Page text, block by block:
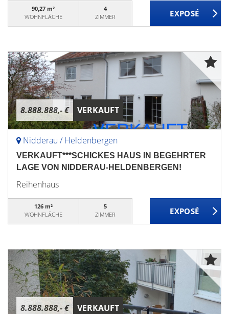
90,27 m²
WOHNFLÄCHE
4
ZIMMER
8.888.888,- € VERKAUFT
Nidderau / Heldenbergen
VERKAUFT***SCHICKES HAUS IN BEGEHRTER
LAGE VON NIDDERAU-HELDENBERGEN!
Reihenhaus
126 m²
WOHNFLÄCHE
5
ZIMMER
8.888.888,- € VERKAUFT